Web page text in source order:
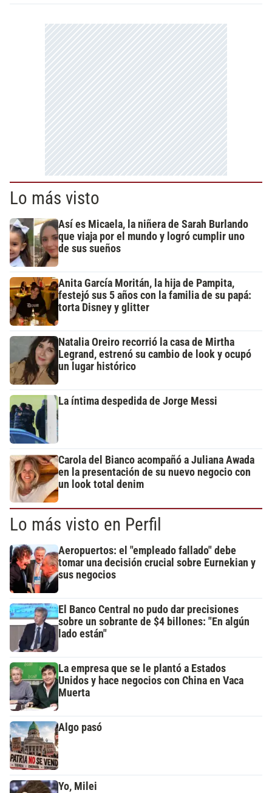
Lo más visto
Así es Micaela, la niñera de Sarah Burlando
que viaja por el mundo y logró cumplir uno
de sus sueños
Anita García Moritán, la hija de Pampita,
festejó sus 5 años con la familia de su papá:
torta Disney y glitter
Natalia Oreiro recorrió la casa de Mirtha
Legrand, estrenó su cambio de look y ocupó
un lugar histórico
La íntima despedida de Jorge Messi
Carola del Bianco acompañó a Juliana Awada
en la presentación de su nuevo negocio con
un look total denim
Lo más visto en Perfil
Aeropuertos: el "empleado fallado" debe
tomar una decisión crucial sobre Eurnekian y
sus negocios
El Banco Central no pudo dar precisiones
sobre un sobrante de $4 billones: "En algún
lado están"
La empresa que se le plantó a Estados
Unidos y hace negocios con China en Vaca
Muerta
Algo pasó
Yo, Milei